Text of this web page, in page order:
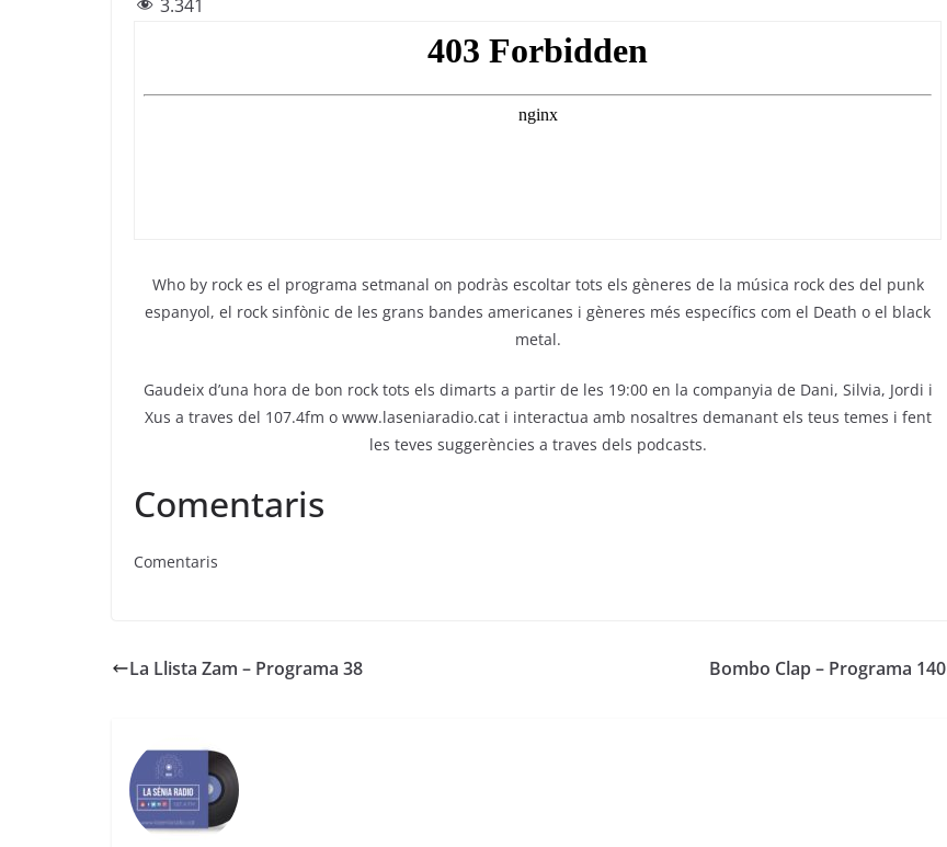
c
b a A
3.341
Who by rock es el programa setmanal on podràs escoltar tots els gèneres de la música rock des del punk
espanyol, el rock sinfònic de les grans bandes americanes i gèneres més específics com el Death o el black
metal.
Gaudeix d’una hora de bon rock tots els dimarts a partir de les 19:00 en la companyia de Dani, Silvia, Jordi i
Xus a traves del 107.4fm o www.laseniaradio.cat i interactua amb nosaltres demanant els teus temes i fent
les teves suggerències a traves dels podcasts.
Comentaris
Comentaris
La Llista Zam – Programa 38 Bombo Clap – Programa 140